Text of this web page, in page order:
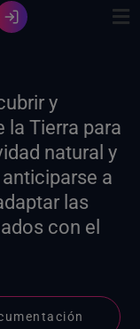
y
la Tierra para
natural y
a
las
con el